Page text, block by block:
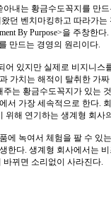
내는 황금수도꼭지를 만
던 벤치마킹하고 따라가
By Purpose>을 주창한
만드는 경영의 원리이다.
어 있지만 실제로 비지니스
가치는 해적이 탈취한 가
는 황금수도꼭지가 있는
서 가장 세속적으로 한다.
위해 연기하는 생계형 회사
에 녹여서 체험을 팔 수 있
한다. 생계형 회사에서는
뀌면 소리없이 사라진다.